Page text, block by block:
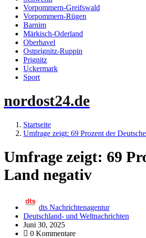
Vorpommern-Greifswald
Vorpommern-Rügen
Barnim
Märkisch-Oderland
Oberhavel
Ostprignitz-Ruppin
Prignitz
Uckermark
Sport
nordost24.de
Startseite
Umfrage zeigt: 69 Prozent der
Umfrage zeigt: 69
Land negativ
dts Nachrichtenagentur
Deutschland- und Weltnachrichten
Juni 30, 2025
0 Kommentare